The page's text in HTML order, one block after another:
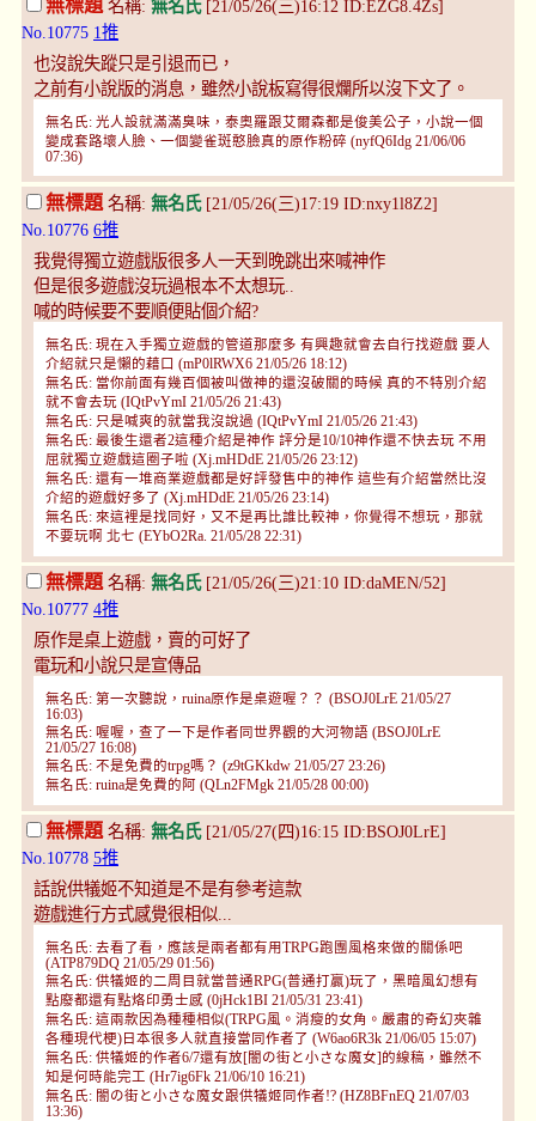
無標題名稱: 無名氏[21/05/26(三)16:12 ID:EZG8.4Zs]
No.10775 1推
也沒說失蹤只是引退而已，
之前有小說版的消息，雖然小說板寫得很爛所以沒下文了。
無名氏: 光人設就滿滿臭味，泰奧羅跟艾爾森都是俊美公子，小說一個
變成套路壞人臉、一個變雀斑憨臉真的原作粉碎 (nyfQ6Idg 21/06/06
07:36)
無標題 名稱: 無名氏[21/05/26(三)17:19 ID:nxy1l8Z2]
No.10776 6推
我覺得獨立遊戲版很多人一天到晚跳出來喊神作
但是很多遊戲沒玩過根本不太想玩..
喊的時候要不要順便貼個介紹?
無名氏: 現在入手獨立遊戲的管道那麼多 有興趣就會去自行找遊戲 要人
介紹就只是懶的藉口 (mP0lRWX6 21/05/26 18:12)
無名氏: 當你前面有幾百個被叫做神的還沒破關的時候 真的不特別介紹
就不會去玩 (IQtPvYmI 21/05/26 21:43)
無名氏: 只是喊爽的就當我沒說過 (IQtPvYmI 21/05/26 21:43)
無名氏: 最後生還者2這種介紹是神作 評分是10/10神作還不快去玩 不用
屈就獨立遊戲這圈子啦 (Xj.mHDdE 21/05/26 23:12)
無名氏: 還有一堆商業遊戲都是好評發售中的神作 這些有介紹當然比沒
介紹的遊戲好多了 (Xj.mHDdE 21/05/26 23:14)
無名氏: 來這裡是找同好，又不是再比誰比較神，你覺得不想玩，那就
不要玩啊 北七 (EYbO2Ra. 21/05/28 22:31)
無標題 名稱: 無名氏[21/05/26(三)21:10 ID:daMEN/52]
No.10777 4推
原作是桌上遊戲，賣的可好了
電玩和小說只是宣傳品
無名氏: 第一次聽說，ruina原作是桌遊喔？？ (BSOJ0LrE 21/05/27
16:03)
無名氏: 喔喔，查了一下是作者同世界觀的大河物語 (BSOJ0LrE
21/05/27 16:08)
無名氏: 不是免費的trpg嗎？ (z9tGKkdw 21/05/27 23:26)
無名氏: ruina是免費的阿 (QLn2FMgk 21/05/28 00:00)
無標題名稱: 無名氏[21/05/27(四)16:15 ID:BSOJ0LrE]
No.10778 5推
話說供犠姬不知道是不是有參考這款
遊戲進行方式感覺很相似...
無名氏: 去看了看，應該是兩者都有用TRPG跑團風格來做的關係吧
(ATP879DQ 21/05/29 01:56)
無名氏: 供犠姬的二周目就當普通RPG(普通打贏)玩了，黑暗風幻想有
點廢都還有點烙印勇士感 (0jHck1BI 21/05/31 23:41)
無名氏: 這兩款因為種種相似(TRPG風。消瘦的女角。嚴肅的奇幻夾雜
各種現代梗)日本很多人就直接當同作者了 (W6ao6R3k 21/06/05 15:07)
無名氏: 供犠姬的作者6/7還有放[闇の街と小さな魔女]的線稿，雖然不
知是何時能完工 (Hr7ig6Fk 21/06/10 16:21)
無名氏: 闇の街と小さな魔女跟供犠姬同作者!? (HZ8BFnEQ 21/07/03
13:36)